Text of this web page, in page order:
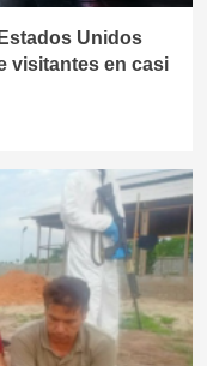
Unidos
visitantes en casi